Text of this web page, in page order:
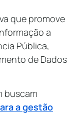
que promove
a
Pública,
de Dados
buscam
a gestão